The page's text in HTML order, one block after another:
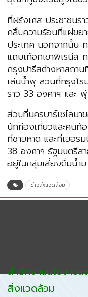
ที่ฝรั่งเศส ประชาชนร
คลื่นความร้อนที่แผ่ข
ประเทศ นอกจากนั้น
แถบเทือกเขาพิเรนีส
กรุงปารีสต่างหาสถา
เล่นน้ำพุ ส่วนที่กรุงโ
ราว 33 องศาฯ และ
ส่วนที่นครบาร์เซโลน
นักท่องเที่ยวและคนท้
ที่ชายหาด และที่เยอ
38 องศาฯ รัฐมนตรีส
อยู่ในกลุ่มเสี่ยงดื่มน้ำ
ข่าวสิ่งแวดล้อม
สำนักงานนโยบายแ
สิ่งแวดล้อม